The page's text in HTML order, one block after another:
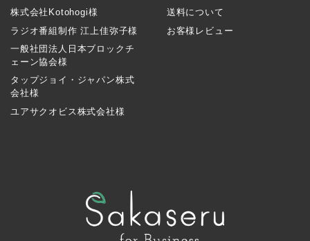
株式会社Kotohogi様
ラジオ番組制作 江上佳弥子様
一般社団法人日本ブロックチ
ェーン協会様
タップジョイ・ジャパン株式
会社様
ユアサクオビス株式会社様
送料について
お客様レビュー